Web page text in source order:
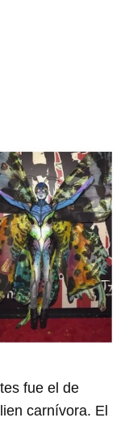
fue el de
carnívora. El